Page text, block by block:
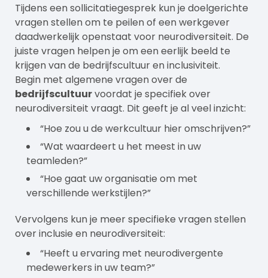
Tijdens een sollicitatiegesprek kun je doelgerichte
vragen stellen om te peilen of een werkgever
daadwerkelijk openstaat voor neurodiversiteit. De
juiste vragen helpen je om een eerlijk beeld te
krijgen van de bedrijfscultuur en inclusiviteit.
Begin met algemene vragen over de
bedrijfscultuurvoordat je specifiek over
neurodiversiteit vraagt. Dit geeft je al veel inzicht:
“Hoe zou u de werkcultuur hier omschrijven?”
“Wat waardeert u het meest in uw
teamleden?”
“Hoe gaat uw organisatie om met
verschillende werkstijlen?”
Vervolgens kun je meer specifieke vragen stellen
over inclusie en neurodiversiteit:
“Heeft u ervaring met neurodivergente
medewerkers in uw team?”